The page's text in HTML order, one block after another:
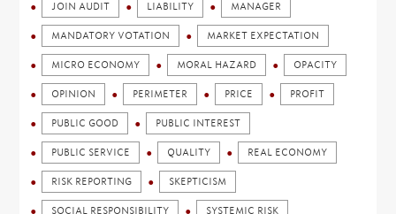
JOIN AUDIT LIABILITY MANAGER
MANDATORY VOTATION MARKET EXPECTATION
MICRO ECONOMY MORAL HAZARD OPACITY
OPINION PERIMETER PRICE PROFIT
PUBLIC GOOD PUBLIC INTEREST
PUBLIC SERVICE QUALITY REAL ECONOMY
RISK REPORTING SKEPTICISM
SOCIAL RESPONSIBILITY SYSTEMIC RISK